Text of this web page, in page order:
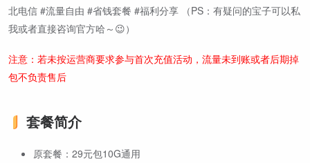
北电信 #流量自由 #省钱套餐 #福利分享 （PS：有疑问的宝子可以私
我或者直接咨询官方哈～😉）
注意：若未按运营商要求参与首次充值活动，流量未到账或者后期掉
包不负责售后
套餐简介
原套餐：29元包10G通用